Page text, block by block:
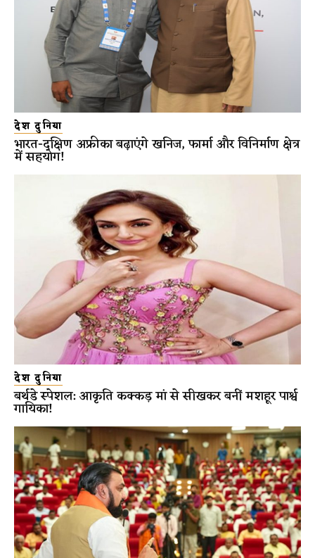
देश दुनिया
भारत-दक्षिण अफ्रीका बढ़ाएंगे खनिज, फार्मा और विनिर्माण क्षेत्र
में सहयोग!
देश दुनिया
बर्थडे स्पेशल: आकृति कक्कड़ मां से सीखकर बनीं मशहूर पार्श्व
गायिका!